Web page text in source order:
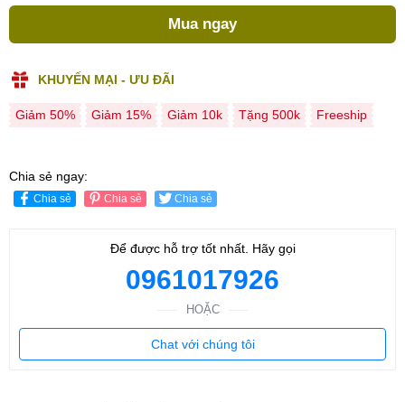
Mua ngay
KHUYẾN MẠI - ƯU ĐÃI
Giảm 50% Giảm 15% Giảm 10k Tặng 500k Freeship
Chia sẻ ngay:
Chia sẻ Chia sẻ Chia sẻ
Để được hỗ trợ tốt nhất. Hãy gọi
0961017926
HOẶC
Chat với chúng tôi